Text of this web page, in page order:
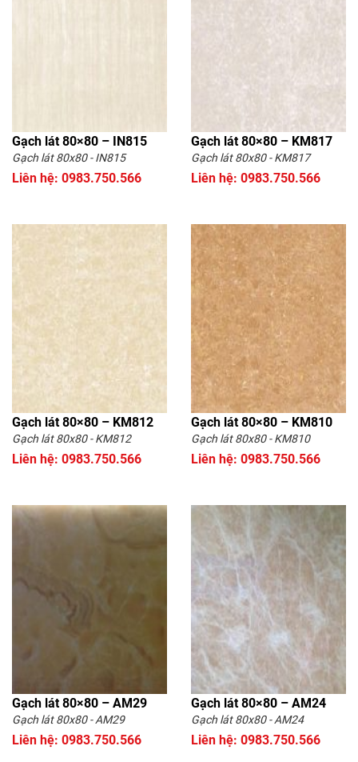
Gạch lát 80×80 – IN815
Gạch lát 80x80 - IN815
Liên hệ: 0983.750.566
Gạch lát 80×80 – KM817
Gạch lát 80x80 - KM817
Liên hệ: 0983.750.566
Gạch lát 80×80 – KM812
Gạch lát 80x80 - KM812
Liên hệ: 0983.750.566
Gạch lát 80×80 – KM810
Gạch lát 80x80 - KM810
Liên hệ: 0983.750.566
Gạch lát 80×80 – AM29
Gạch lát 80x80 - AM29
Liên hệ: 0983.750.566
Gạch lát 80×80 – AM24
Gạch lát 80x80 - AM24
Liên hệ: 0983.750.566